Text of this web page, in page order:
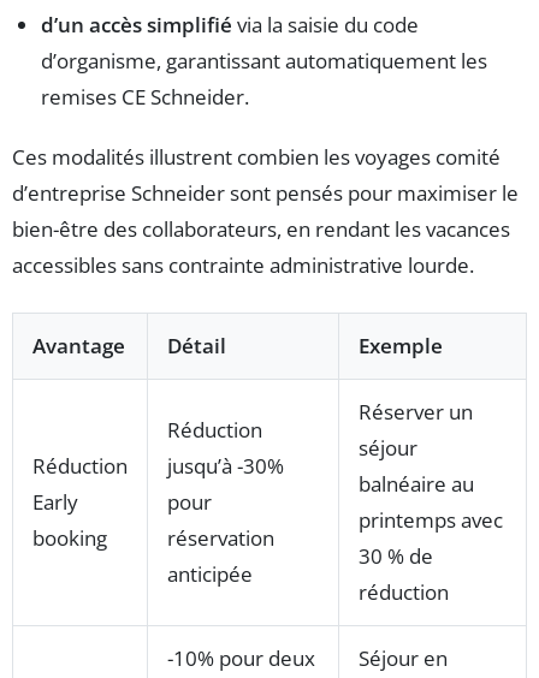
d’un accès simplifié via la saisie du code
d’organisme, garantissant automatiquement les
remises CE Schneider.
Ces modalités illustrent combien les voyages comité
d’entreprise Schneider sont pensés pour maximiser le
bien-être des collaborateurs, en rendant les vacances
accessibles sans contrainte administrative lourde.
Avantage Détail Exemple
Réduction
Early
booking
Réduction
jusqu’à -30%
pour
réservation
anticipée
Réserver un
séjour
balnéaire au
printemps avec
30 % de
réduction
-10% pour deux
Séjour en